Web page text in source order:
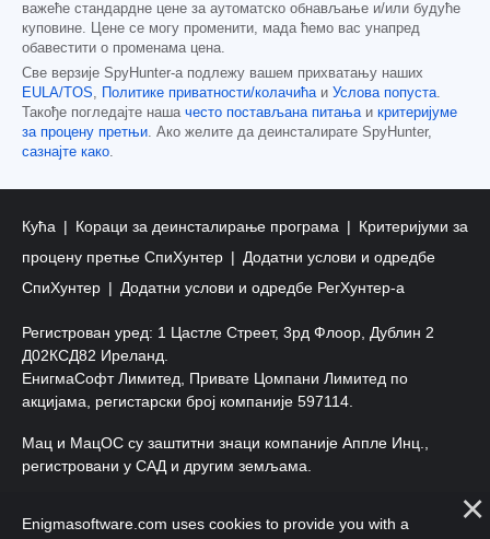
важеће стандардне цене за аутоматско обнављање и/или будуће
куповине. Цене се могу променити, мада ћемо вас унапред
обавестити о променама цена.
Све верзије SpyHunter-а подлежу вашем прихватању наших
EULA/TOS, Политике приватности/колачићаи Услова попуста.
Такође погледајте наша често постављана питањаи критеријуме
за процену претњи. Ако желите да деинсталирате SpyHunter,
сазнајте како.
Кућа Кораци за деинсталирање програма
Критеријуми за
процену претње СпиХунтер
Додатни услови и одредбе
СпиХунтер
Додатни услови и одредбе РегХунтер-а
Регистрован уред: 1 Цастле Стреет, 3рд Флоор, Дублин 2
Д02КСД82 Иреланд.
ЕнигмаСофт Лимитед, Привате Цомпани Лимитед по
акцијама, регистарски број компаније 597114.
Мац и МацОС су заштитни знаци компаније Аппле Инц.,
регистровани у САД и другим земљама.
задржана.
Enigmasoftware.com uses cookies to provide you with a